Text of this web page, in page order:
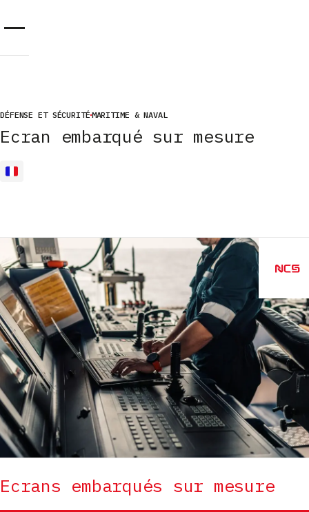
DÉFENSE ET SÉCURITÉMARITIME & NAVAL
Ecran embarqué sur mesure
Ecrans embarqués sur mesure